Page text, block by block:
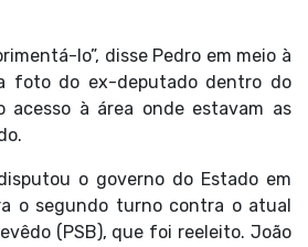
lo”, disse Pedro em meio à
foto do ex-deputado dentro do
acesso à área onde estavam as
o governo do Estado em
o segundo turno contra o atual
(PSB), que foi reeleito. João